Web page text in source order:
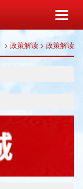
> 政策解读 > 政策解读